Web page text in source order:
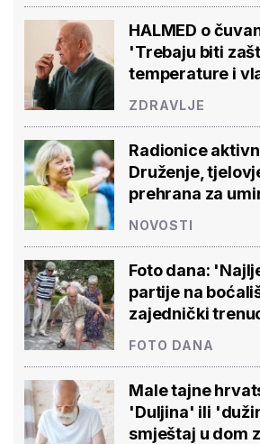
HALMED o
'Trebaju biti
temperature i
ZDRAVLJE
Radionice
Druženje,
prehrana za
NOVOSTI
Foto dana:
partije na
zajednički
FOTO DANA
Male tajne
'Duljina' ili
smještaj u dom